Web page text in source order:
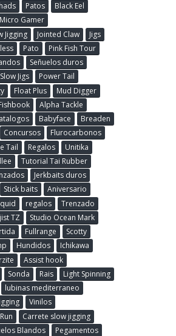
Patos
Black Eel
Micro Gamer
Jigging
Jointed Claw
Jigs
Pato
Pink Fish Tour
Señuelos duros
Slow Jigs
Power Tail
Float Plus
Mud Digger
Alpha Tackle
Babyface
Breaden
Concursos
Flurocarbonos
Tail
Regalos
Unitika
Tutorial Tai Rubber
Jerkbaits duros
Stick baits
Aniversario
regalos
Trenzado
TZ
Studio Ocean Mark
Fullrange
Scotty
Hundidos
Ichikawa
Assist hook
Sonda Rais
Light Spinning
lubinas mediterraneo
Vinilos
Carrete slow jigging
Blandos
Pegamentos